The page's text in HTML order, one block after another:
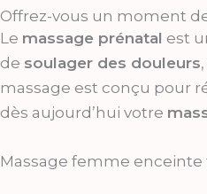
Offrez-vous un moment
Le massage prénatal est
de soulager des douleurs
massage est conçu pour
dès aujourd’hui votre
Massage femme enceinte